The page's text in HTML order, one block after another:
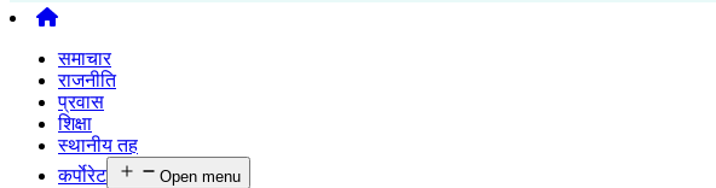
समाचार
राजनीति
प्रवास
शिक्षा
स्थानीय तह
कर्पाेरेट
Open menu